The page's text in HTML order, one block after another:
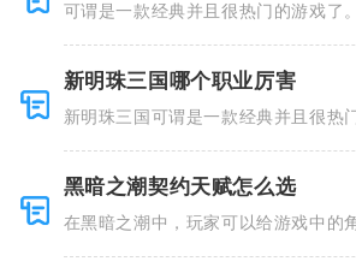
可谓是一款经典并且很热门的游戏了
新明珠三国哪个职业厉害
新明珠三国可谓是一款经典并且很热
黑暗之潮契约天赋怎么选
在黑暗之潮中，玩家可以给游戏中的